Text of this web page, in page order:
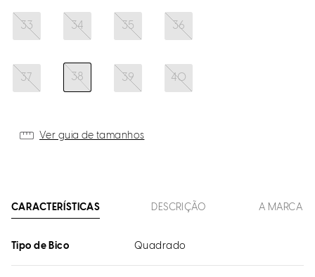
33 34 35 36
37 38 39 40
Ver guia de tamanhos
CARACTERÍSTICAS DESCRIÇÃO A MARCA
Tipo de Bico Quadrado